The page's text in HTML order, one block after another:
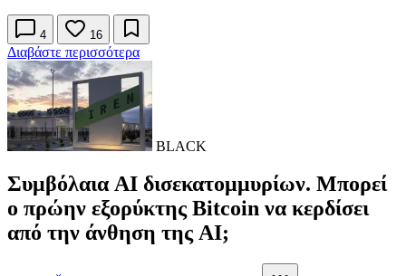
4 16
Διαβάστε περισσότερα
BLACK
Συμβόλαια AI δισεκατομμυρίων. Μπορεί
ο πρώην εξορύκτης Bitcoin να κερδίσει
από την άνθηση της AI;